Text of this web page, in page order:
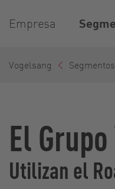
Empresa
Vogelsang Segmentos
El
Utilizan el